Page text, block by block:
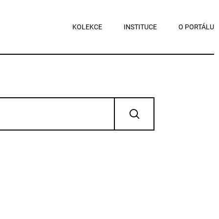
KOLEKCE INSTITUCE O PORTÁLU